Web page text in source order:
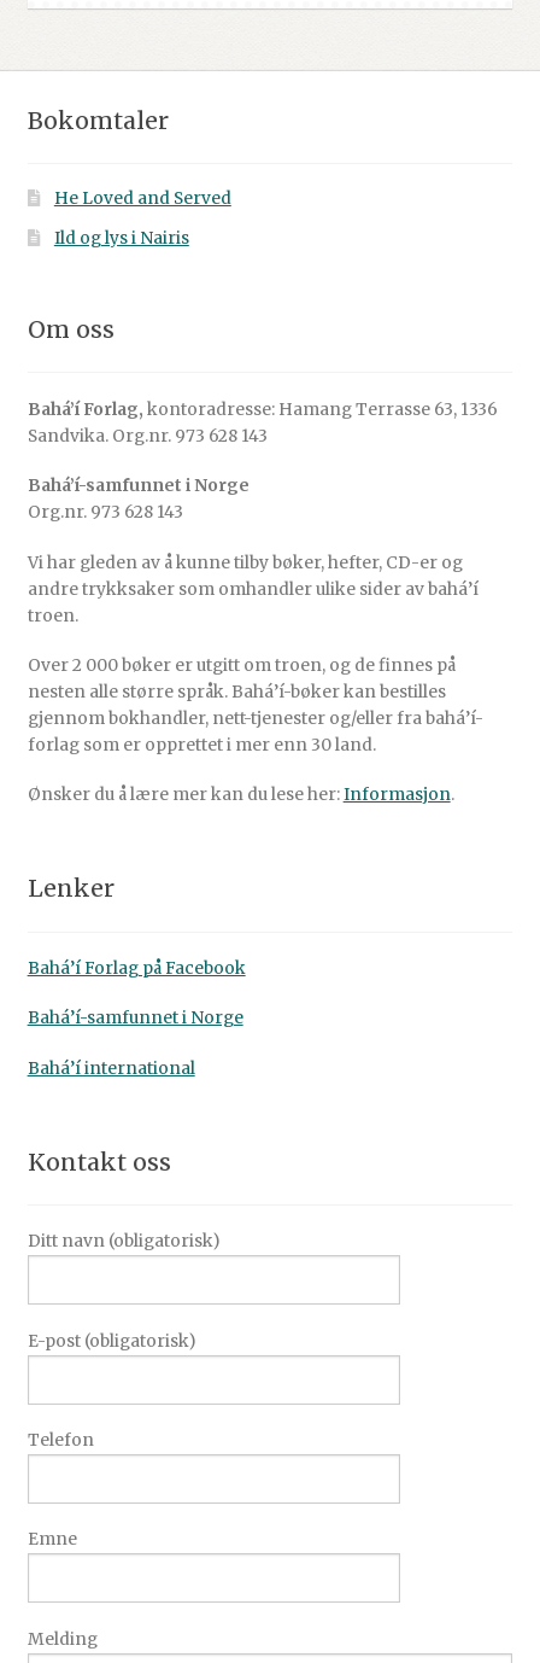
Bokomtaler
He Loved and Served
Ild og lys i Nairis
Om oss
Bahá’í Forlag, kontoradresse: Hamang Terrasse 63, 1336
Sandvika. Org.nr. 973 628 143
Bahá’í-samfunnet i Norge
Org.nr. 973 628 143
Vi har gleden av å kunne tilby bøker, hefter, CD-er og
andre trykksaker som omhandler ulike sider av bahá’í
troen.
Over 2 000 bøker er utgitt om troen, og de finnes på
nesten alle større språk. Bahá’í-bøker kan bestilles
gjennom bokhandler, nett-tjenester og/eller fra bahá’í-
forlag som er opprettet i mer enn 30 land.
Ønsker du å lære mer kan du lese her:Informasjon.
Lenker
Bahá’í Forlag på Facebook
Bahá’í-samfunnet i Norge
Bahá’í international
Kontakt oss
Ditt navn (obligatorisk)
E-post (obligatorisk)
Telefon
Emne
Melding